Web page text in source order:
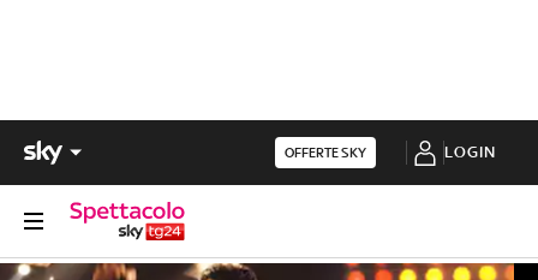
OFFERTE SKY LOGIN